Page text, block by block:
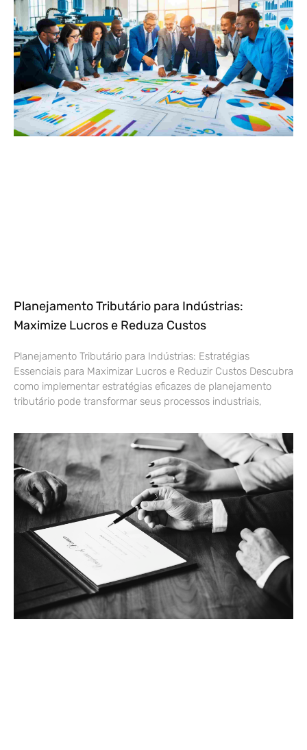
Planejamento Tributário para Indústrias:
Maximize Lucros e Reduza Custos
Planejamento Tributário para Indústrias: Estratégias
Essenciais para Maximizar Lucros e Reduzir Custos Descubra
como implementar estratégias eficazes de planejamento
tributário pode transformar seus processos industriais,